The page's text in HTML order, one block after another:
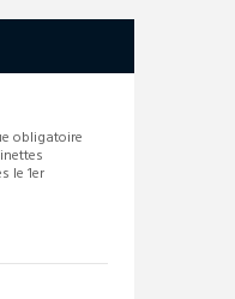
obligatoire
le 1er